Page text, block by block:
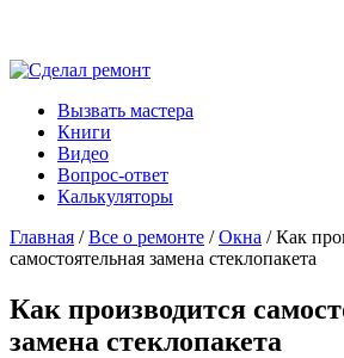
Вызвать мастера
Книги
Видео
Вопрос-ответ
Калькуляторы
Главная /Все о ремонте /Окна / Как
самостоятельная замена стеклопакета
Как производится
замена стеклопакета